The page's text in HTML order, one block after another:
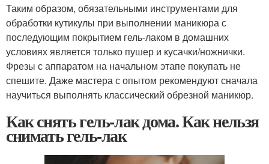
Таким образом, обязательными инструментами для
обработки кутикулы при выполнении маникюра с
последующим покрытием гель-лаком в домашних
условиях является только пушер и кусачки/ножнички.
Фрезы с аппаратом на начальном этапе покупать не
спешите. Даже мастера с опытом рекомендуют сначала
научиться выполнять классический обрезной маникюр.
Как снять гель-лак дома. Как нельзя
снимать гель-лак